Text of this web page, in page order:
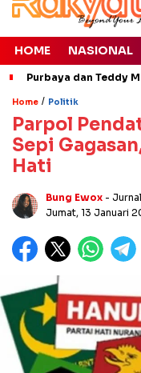
HOME NASIONAL
Purbaya dan Teddy
Home / Politik
Parpol
Sepi
Hati
Bung Ewox -
Jumat, 13 Januari